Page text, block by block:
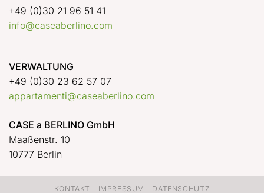
+49 (0)30 21 96 51 41
info@caseaberlino.com
VERWALTUNG
+49 (0)30 23 62 57 07
appartamenti@caseaberlino.com
CASE a BERLINO GmbH
Maaßenstr. 10
10777 Berlin
KONTAKT IMPRESSUM DATENSCHUTZ